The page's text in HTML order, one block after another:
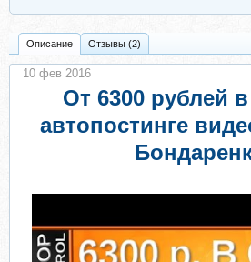
Описание Отзывы (2)
От 6300 рублей
автопостинге
10 фев 2016